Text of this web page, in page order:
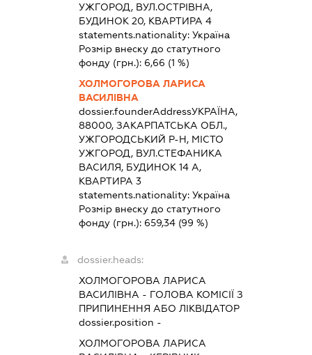
УЖГОРОД, ВУЛ.ОСТРІВНА,
БУДИНОК 20, КВАРТИРА 4
statements.nationality: Україна
Розмір внеску до статутного
фонду (грн.): 6,66 (1 %)
ХОЛМОГОРОВА ЛАРИСА
ВАСИЛІВНА
dossier.founderAddressУКРАЇНА,
88000, ЗАКАРПАТСЬКА ОБЛ.,
УЖГОРОДСЬКИЙ Р-Н, МІСТО
УЖГОРОД, ВУЛ.СТЕФАНИКА
ВАСИЛЯ, БУДИНОК 14 А,
КВАРТИРА 3
statements.nationality: Україна
Розмір внеску до статутного
фонду (грн.): 659,34(99 %)
dossier.heads:
ХОЛМОГОРОВА ЛАРИСА
ВАСИЛІВНА - ГОЛОВА КОМІСІЇ З
ПРИПИНЕННЯ АБО ЛІКВІДАТОР
dossier.position -
ХОЛМОГОРОВА ЛАРИСА